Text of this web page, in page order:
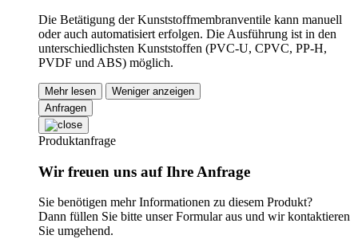
Die Betätigung der Kunststoffmembranventile kann manuell
oder auch automatisiert erfolgen. Die Ausführung ist in den
unterschiedlichsten Kunststoffen (PVC-U, CPVC, PP-H,
PVDF und ABS) möglich.
Mehr lesen
Weniger anzeigen
Anfragen
Produktanfrage
Wir freuen uns auf Ihre Anfrage
Sie benötigen mehr Informationen zu diesem Produkt?
Dann füllen Sie bitte unser Formular aus und wir kontaktieren
Sie umgehend.